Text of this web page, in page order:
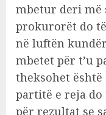
mbetur deri më
prokurorët do
në luftën
mbetet për t’u
theksohet
partitë e reja do
për rezultat se